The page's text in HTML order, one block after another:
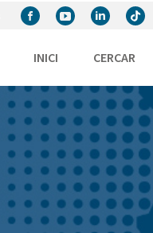
INICI CERCAR